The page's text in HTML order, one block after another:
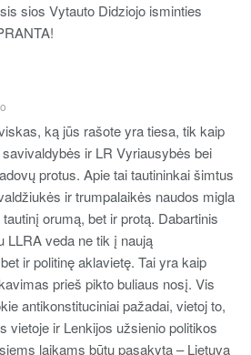
sios Vytauto Didziojo isminties
ką jūs rašote yra tiesa, tik kaip
ir LR Vyriausybės bei
protus. Apie tai tautininkai šimtus
ir trumpalaikės naudos migla
orumą, bet ir protą. Dabartinis
LLRA veda ne tik į naują
ir politinę aklavietę. Tai yra kaip
prieš pikto buliaus nosį. Vis
antikonstituciniai pažadai, vietoj to,
vietoje ir Lenkijos užsienio politikos
laikams būtų pasakyta – Lietuva